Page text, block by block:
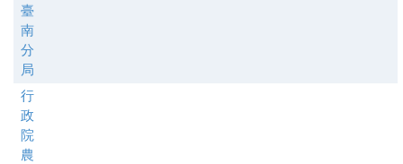
臺
南
分
局
行
政
院
農